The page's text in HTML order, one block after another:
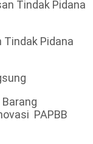
Tindak Pidana
Pidana
PAPBB